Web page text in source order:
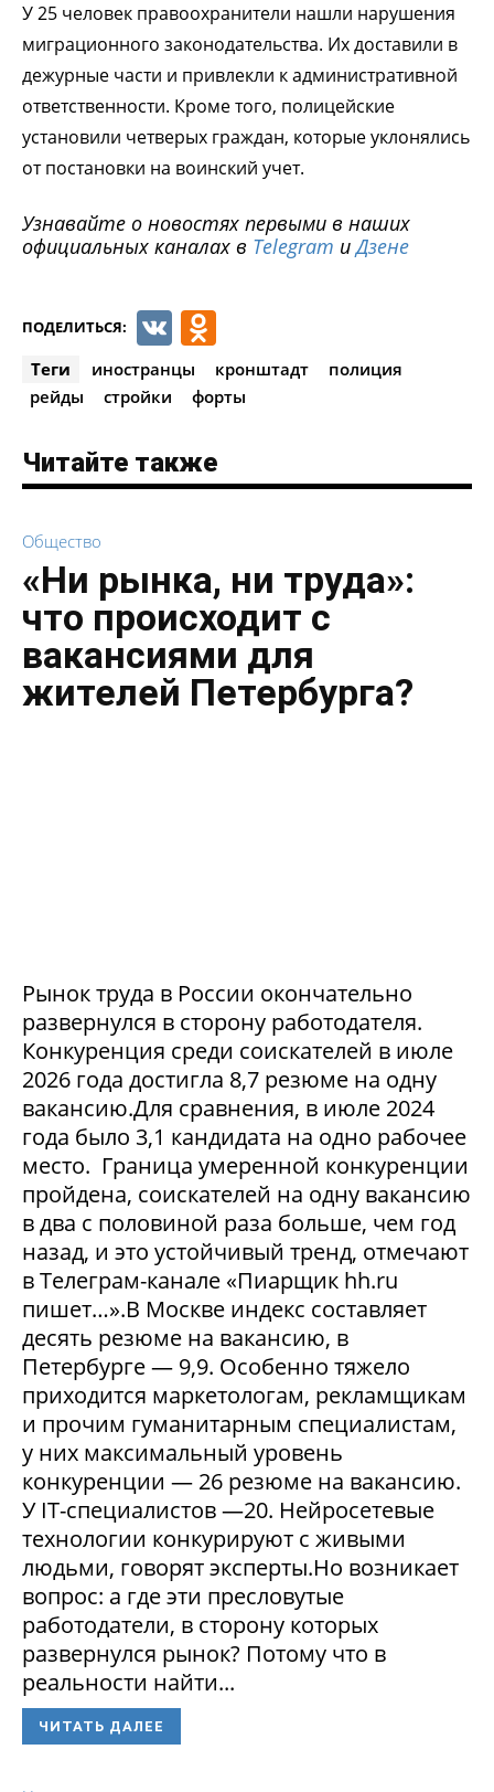
У 25 человек правоохранители нашли нарушения
миграционного законодательства. Их доставили в
дежурные части и привлекли к административной
ответственности. Кроме того, полицейские
установили четверых граждан, которые уклонялись
от постановки на воинский учет.
Узнавайте о новостях первыми в наших
официальных каналах в Telegram иДзене
ПОДЕЛИТЬСЯ: VK
Теги иностранцы кронштадт
полиция
рейды
стройки форты
Читайте также
Общество
«Ни рынка, ни труда»:
что происходит с
вакансиями для
жителей Петербурга?
Рынок труда в России окончательно
развернулся в сторону работодателя.
Конкуренция среди соискателей в июле
2026 года достигла 8,7 резюме на одну
вакансию.Для сравнения, в июле 2024
года было 3,1 кандидата на одно рабочее
место. Граница умеренной конкуренции
пройдена, соискателей на одну вакансию
в два с половиной раза больше, чем год
назад, и это устойчивый тренд, отмечают
в Телеграм-канале «Пиарщик hh.ru
пишет…».В Москве индекс составляет
десять резюме на вакансию, в
Петербурге — 9,9. Особенно тяжело
приходится маркетологам, рекламщикам
и прочим гуманитарным специалистам,
у них максимальный уровень
конкуренции — 26 резюме на вакансию.
У IT-специалистов —20. Нейросетевые
технологии конкурируют с живыми
людьми, говорят эксперты.Но возникает
вопрос: а где эти пресловутые
работодатели, в сторону которых
развернулся рынок? Потому что в
реальности найти...
ЧИТАТЬ ДАЛЕЕ